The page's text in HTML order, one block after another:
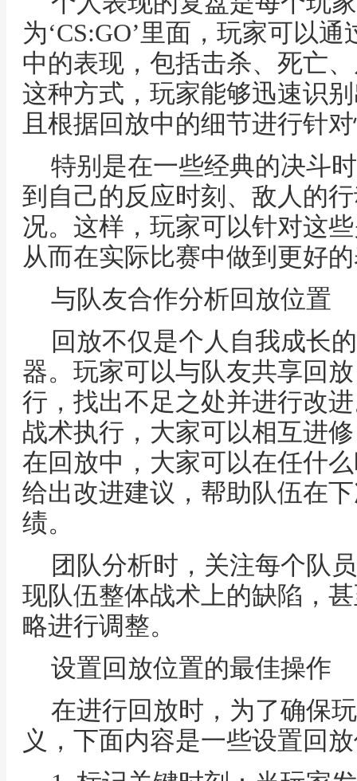
为‘CS:GO’里面，玩家可以
中的表现，包括击杀、死亡
这种方式，玩家能够迅速识
且根据回放中的细节进行针
特别是在一些经典的决斗
到自己的反应时刻、敌人的
况。这样，玩家可以针对这
从而在实际比赛中做到更好
与队友合作分析回放位置
回放不仅是个人自我成长
器。玩家可以与队友共享回
行，找出不足之处并进行改
战术执行，大家可以相互进
在回放中，大家可以在任什
给出改进建议，帮助队伍在
绩。
团队分析时，关注每个队
现队伍整体战术上的缺陷，
略进行调整。
设置回放位置的最佳操作
在进行回放时，为了确保
义，下面内容是一些设置回